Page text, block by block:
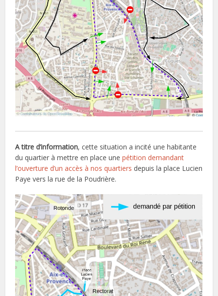
A titre d’information, cette situation a incité une habitante
du quartier à mettre en place unepétition demandant
l’ouverture d’un accès à nos quartiers depuis la place Lucien
Paye vers la rue de la Poudrière.